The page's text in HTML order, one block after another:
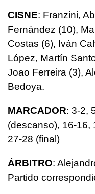
CISNE: Franzini,
Fernández (10),
Costas (6), Iván
López, Martín
Joao Ferreira (3),
Bedoya.
MARCADOR: 3-2,
(descanso), 16-16,
27-28 (final)
ÁRBITRO:
Partido